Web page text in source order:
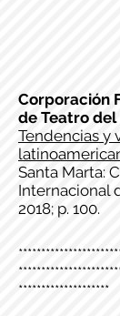
Corporación
de Teatro del
Tendencias y
Santa Marta:
Internacional
2018; p. 100.
********************